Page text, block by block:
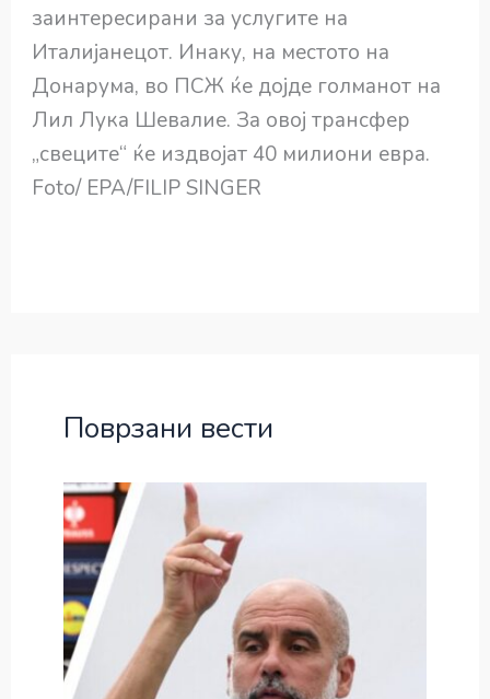
заинтересирани за услугите на
Италијанецот. Инаку, на местото на
Донарума, во ПСЖ ќе дојде голманот на
Лил Лука Шевалие. За овој трансфер
„свеците“ ќе издвојат 40 милиони евра.
Foto/ EPA/FILIP SINGER
Поврзани вести